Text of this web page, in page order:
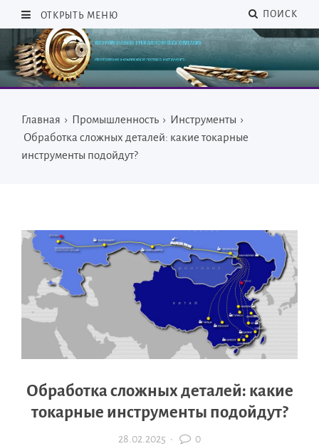
ОТКРЫТЬ МЕНЮ ПОИСК
Главная › Промышленность › Инструменты ›
Обработка сложных деталей: какие токарные
инструменты подойдут?
Обработка сложных деталей: какие
токарные инструменты подойдут?
28.02.2025 · 0